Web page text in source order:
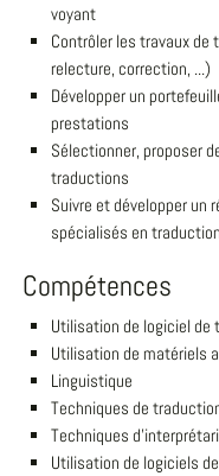
voyant
Contrôler les travaux
relecture, correction, ...)
Développer un
prestations
Sélectionner, proposer
traductions
Suivre et développer un
spécialisés en
Compétences
Utilisation de logiciel
Utilisation de matériels
Linguistique
Techniques de
Techniques
Utilisation de logiciels